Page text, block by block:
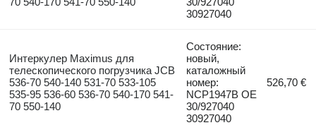
30927040
Интеркулер Maximus для
телескопического погрузчика JCB
536-70 540-140 531-70 533-105
535-95 536-60 536-70 540-170 541-
70 550-140
Состояние:
новый,
каталожный
номер:
NCP1947B OE
30/927040
30927040
526,70 €